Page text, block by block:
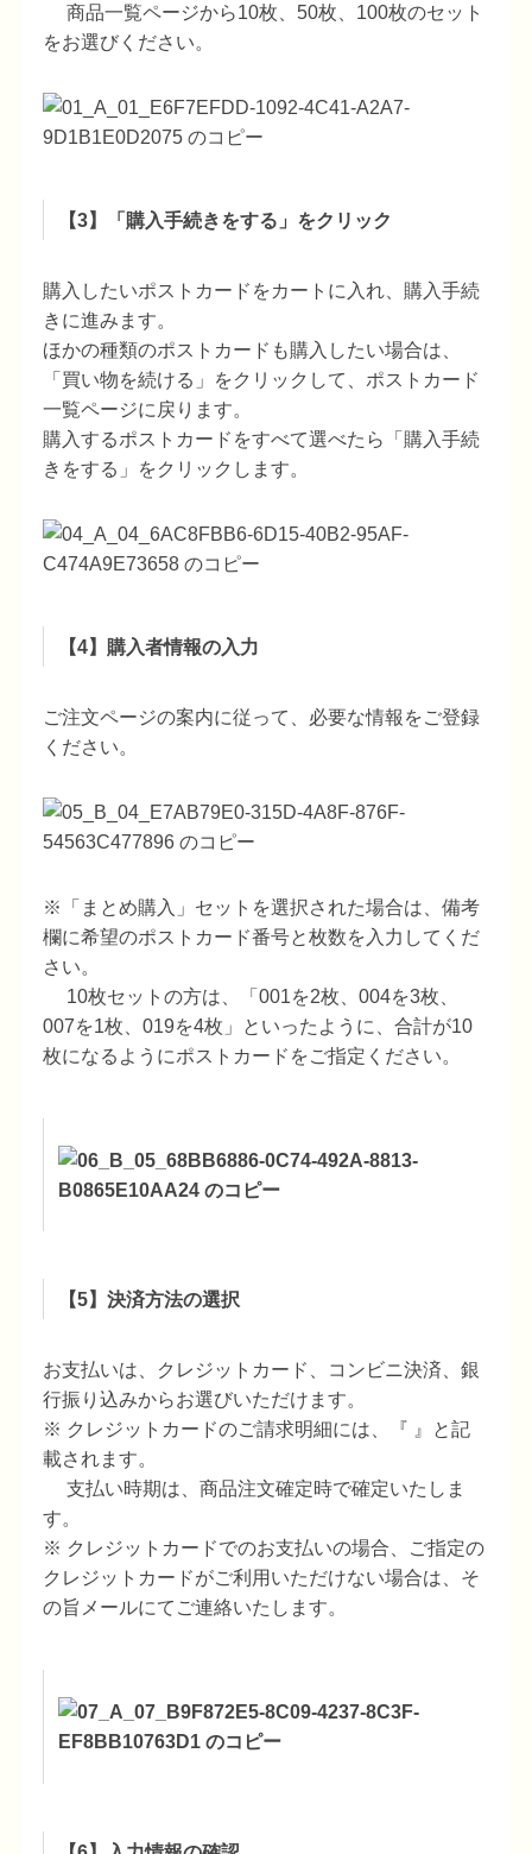
商品一覧ページから10枚、50枚、100枚のセット
をお選びください。
【3】「購入手続きをする」をクリック
購入したいポストカードをカートに入れ、購入手続
きに進みます。
ほかの種類のポストカードも購入したい場合は、
「買い物を続ける」をクリックして、ポストカード
一覧ページに戻ります。
購入するポストカードをすべて選べたら「購入手続
きをする」をクリックします。
【4】購入者情報の入力
ご注文ページの案内に従って、必要な情報をご登録
ください。
※「まとめ購入」セットを選択された場合は、備考
欄に希望のポストカード番号と枚数を入力してくだ
さい。
10枚セットの方は、「001を2枚、004を3枚、
007を1枚、019を4枚」といったように、合計が10
枚になるようにポストカードをご指定ください。
【5】決済方法の選択
お支払いは、クレジットカード、コンビニ決済、銀
行振り込みからお選びいただけます。
※ クレジットカードのご請求明細には、『 』と記
載されます。
支払い時期は、商品注文確定時で確定いたしま
す。
※ クレジットカードでのお支払いの場合、ご指定の
クレジットカードがご利用いただけない場合は、そ
の旨メールにてご連絡いたします。